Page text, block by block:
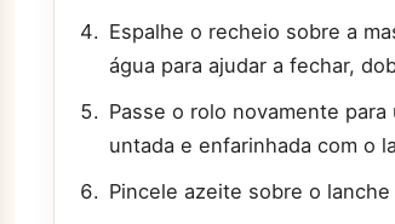
Espalhe o recheio sobre a
água para ajudar a fechar,
Passe o rolo novamente
untada e enfarinhada com o
Pincele azeite sobre o